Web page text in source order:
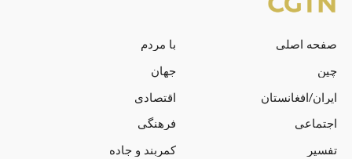
صفحه اصلی
با مردم
چین
جهان
ایران/افغانستان
اقتصادی
اجتماعی
فرهنگی
تفسیر
کمربند و جاده